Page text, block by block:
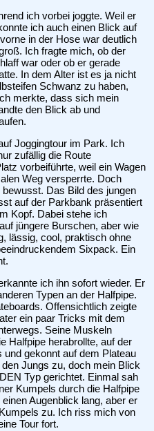
ich vorbei joggte. Weil er
ich auch einen Blick auf
in der Hose war deutlich
Ich fragte mich, ob der
war oder ob er gerade
In dem Alter ist es ja nicht
Schwanz zu haben,
merkte, dass sich mein
den Blick ab und
Joggingtour im Park. Ich
zufällig die Route
vorbeiführte, weil ein Wagen
Weg versperrte. Doch
Das Bild des jungen
auf der Parkbank präsentiert
Kopf. Dabei stehe ich
jüngere Burschen, aber wie
lässig, cool, praktisch ohne
Sixpack. Ein
ich ihn sofort wieder. Er
Typen an der Halfpipe.
Offensichtlich zeigte
ein paar Tricks mit dem
Seine Muskeln
Halfpipe herabrollte, auf der
gekonnt auf dem Plateau
Jungs zu, doch mein Blick
Typ gerichtet. Einmal sah
Kumpels durch die Halfpipe
Augenblick lang, aber er
zu. Ich riss mich von
Tour fort.